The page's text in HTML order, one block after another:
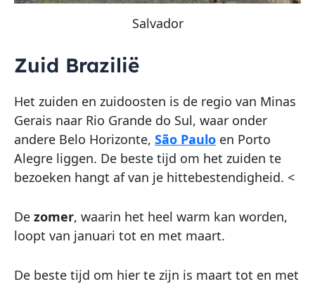
Salvador
Zuid Brazilië
Het zuiden en zuidoosten is de regio van Minas
Gerais naar Rio Grande do Sul, waar onder
andere Belo Horizonte, São Paulo en Porto
Alegre liggen. De beste tijd om het zuiden te
bezoeken hangt af van je hittebestendigheid. <
De zomer, waarin het heel warm kan worden,
loopt van januari tot en met maart.
De beste tijd om hier te zijn is maart tot en met